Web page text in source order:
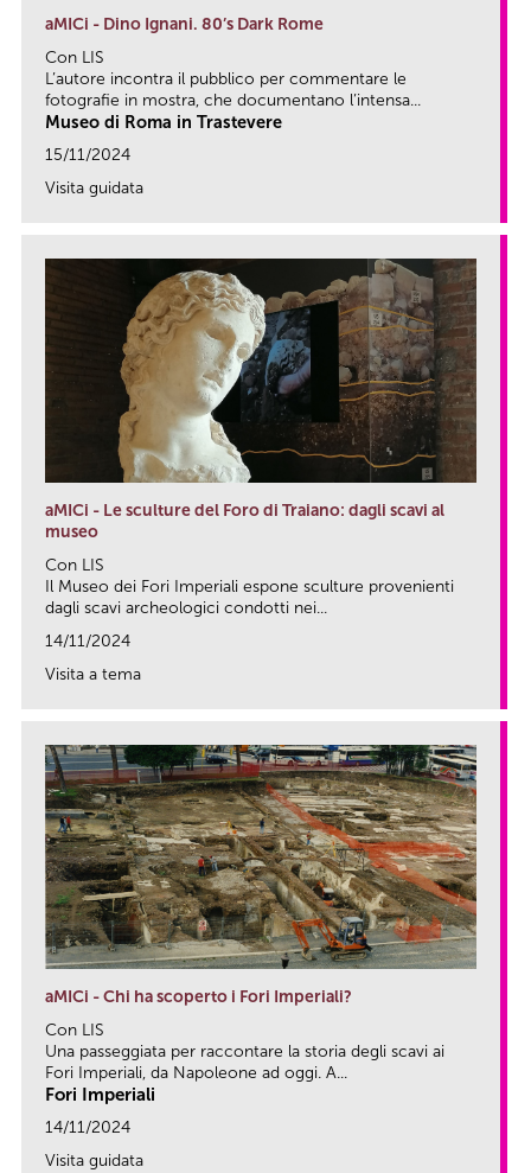
aMICi - Dino Ignani. 80’s Dark Rome
Con LIS
L’autore incontra il pubblico per commentare le
fotografie in mostra, che documentano l’intensa...
Museo di Roma in Trastevere
15/11/2024
Visita guidata
aMICi - Le sculture del Foro di Traiano: dagli scavi al
museo
Con LIS
Il Museo dei Fori Imperiali espone sculture provenienti
dagli scavi archeologici condotti nei...
14/11/2024
Visita a tema
aMICi - Chi ha scoperto i Fori Imperiali?
Con LIS
Una passeggiata per raccontare la storia degli scavi ai
Fori Imperiali, da Napoleone ad oggi. A...
Fori Imperiali
14/11/2024
Visita guidata